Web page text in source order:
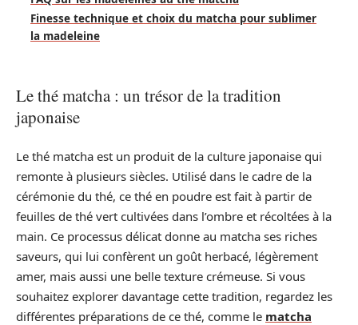
Finesse technique et choix du matcha pour sublimer
la madeleine
Le thé matcha : un trésor de la tradition
japonaise
Le thé matcha est un produit de la culture japonaise qui
remonte à plusieurs siècles. Utilisé dans le cadre de la
cérémonie du thé, ce thé en poudre est fait à partir de
feuilles de thé vert cultivées dans l’ombre et récoltées à la
main. Ce processus délicat donne au matcha ses riches
saveurs, qui lui confèrent un goût herbacé, légèrement
amer, mais aussi une belle texture crémeuse. Si vous
souhaitez explorer davantage cette tradition, regardez les
différentes préparations de ce thé, comme le matcha